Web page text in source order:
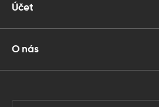
Účet
O nás